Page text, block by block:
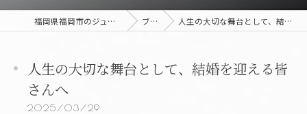
福岡県福岡市のジュエリーならSRIYE ブログ 人生の大切な舞台として、結婚を迎える皆さんへ
人生の大切な舞台として、結婚を迎える皆
さんへ
2025/03/29